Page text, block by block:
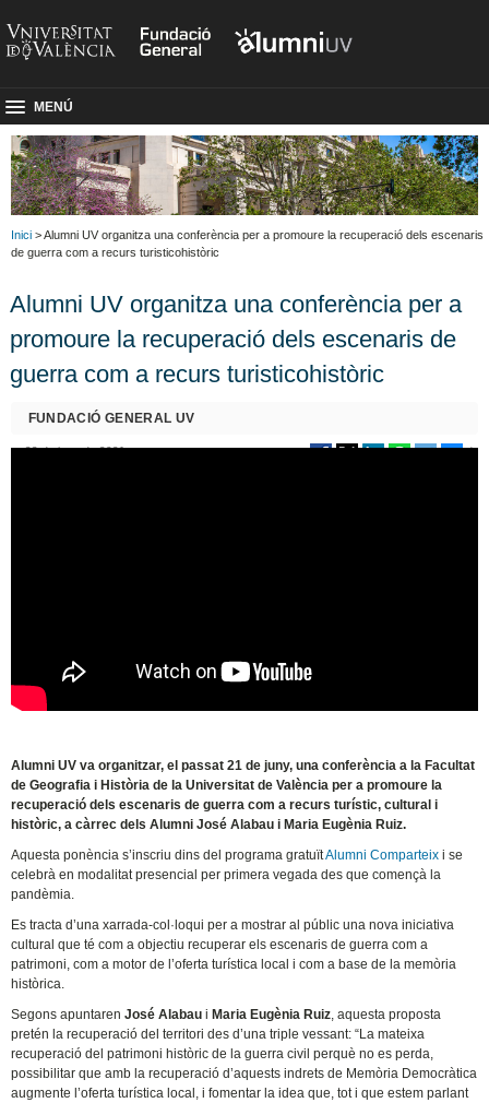
MENÚ
Inici > Alumni UV organitza una conferència per a promoure la recuperació dels escenaris
de guerra com a recurs turisticohistòric
Alumni UV organitza una conferència per a
promoure la recuperació dels escenaris de
guerra com a recurs turisticohistòric
FUNDACIÓ GENERAL UV
22 de juny de 2021
Alumni UV va organitzar, el passat 21 de juny, una conferència a la Facultat
de Geografia i Història de la Universitat de València per a promoure la
recuperació dels escenaris de guerra com a recurs turístic, cultural i
històric, a càrrec dels Alumni José Alabau i Maria Eugènia Ruiz.
Aquesta ponència s’inscriu dins del programa gratuïtAlumni Comparteix i se
celebrà en modalitat presencial per primera vegada des que començà la
pandèmia.
Es tracta d’una xarrada-col·loqui per a mostrar al públic una nova iniciativa
cultural que té com a objectiu recuperar els escenaris de guerra com a
patrimoni, com a motor de l’oferta turística local i com a base de la memòria
històrica.
Segons apuntarenJosé Alabau i Maria Eugènia Ruiz, aquesta proposta
pretén la recuperació del territori des d’una triple vessant: “La mateixa
recuperació del patrimoni històric de la guerra civil perquè no es perda,
possibilitar que amb la recuperació d’aquests indrets de Memòria Democràtica
augmente l’oferta turística local, i fomentar la idea que, tot i que estem parlant